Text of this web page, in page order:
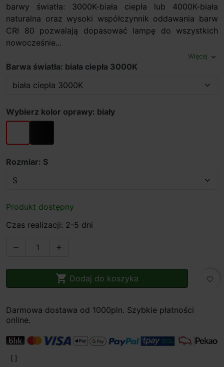
barwy światła: 3000K-biała ciepła lub 4000K-biała
naturalna oraz wysoki współczynnik oddawania barw
CRI 80 pozwalają dopasować lampę do wszystkich
nowocześnie...
Więcej expand_more
Barwa światła: biała ciepła 3000K
Wybierz kolor oprawy: biały
biały czarny
Rozmiar: S
Produkt dostępny
Czas realizacji: 2-5 dni
 
 Dodaj do koszyka favorite_border
Darmowa dostawa od 1000pln. Szybkie płatności
online.